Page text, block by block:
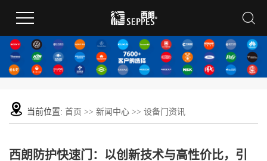
当前位置: 首页 >> 新闻中心 >> 设备门资讯
西朗防护快速门：以创新技术与高性价比，引